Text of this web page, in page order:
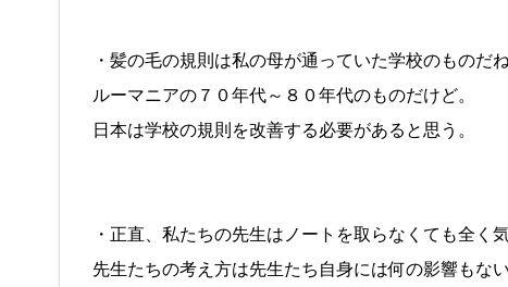
・髪の毛の規則は私の母が通っていた学校のものだね
ルーマニアの７０年代～８０年代のものだけど。
日本は学校の規則を改善する必要があると思う。
・正直、私たちの先生はノートを取らなくても全く
先生たちの考え方は先生たち自身には何の影響もな